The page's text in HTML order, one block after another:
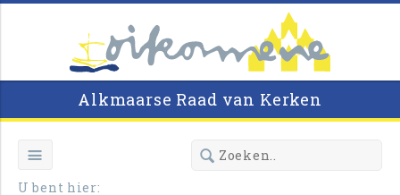
Alkmaarse Raad van Kerken
U bent hier: